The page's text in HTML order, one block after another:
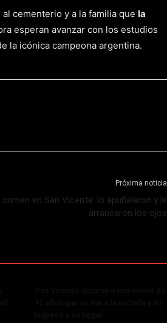
cementerio y a la familia que la
esperan avanzar con los estudios
la icónica campeona argentina.
Próxima noticia
crimen en San Vicente: lo apuñalaron y le
arrancaron los ojos